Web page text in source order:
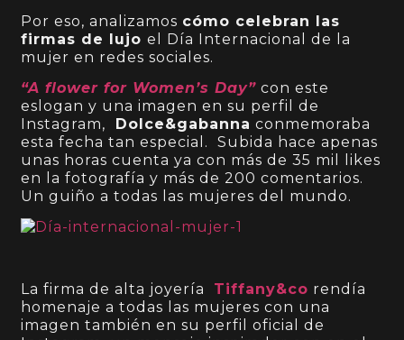
Por eso, analizamos cómo celebran las
firmas de lujoel Día Internacional de la
mujer en redes sociales.
“A flower for Women’s Day” con este
eslogan y una imagen en su perfil de
Instagram,
Dolce&gabanna conmemoraba
esta fecha tan especial. Subida hace apenas
unas horas cuenta ya con más de 35 mil likes
en la fotografía y más de 200 comentarios.
Un guiño a todas las mujeres del mundo.
La firma de alta joyería Tiffany&co rendía
homenaje a todas las mujeres con una
imagen también en su perfil oficial de